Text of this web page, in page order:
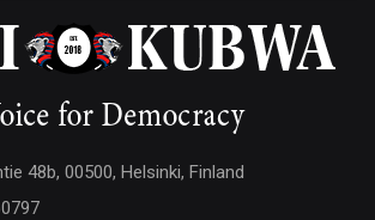
48b, 00500, Helsinki, Finland